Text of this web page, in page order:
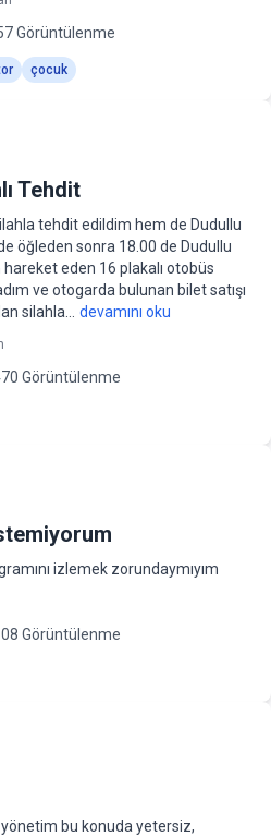
Görüntülenme
çocuk
Tehdit
tehdit edildim hem de Dudullu
öğleden sonra 18.00 de Dudullu
eden 16 plakalı otobüs
ve otogarda bulunan bilet satışı
silahla...
devamını oku
Görüntülenme
izlemek zorundaymıyım
Görüntülenme
yönetim bu konuda yetersiz,